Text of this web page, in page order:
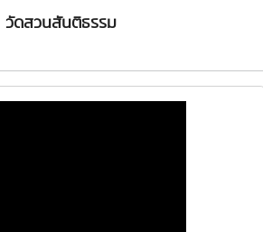
วัดสวนสันติธรรม